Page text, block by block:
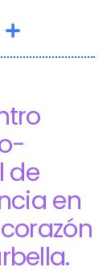
de
en